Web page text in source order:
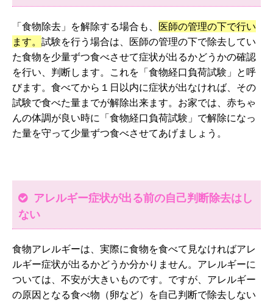
「食物除去」を解除する場合も、 医師の管理の下で行い
ます。 試験を行う場合は、医師の管理の下で除去してい
た食物を少量ずつ食べさせて症状が出るかどうかの確認
を行い、判断します。これを「食物経口負荷試験」と呼
びます。食べてから１日以内に症状が出なければ、その
試験で食べた量までが解除出来ます。お家では、赤ちゃ
んの体調が良い時に「食物経口負荷試験」で解除になっ
た量を守って少量ずつ食べさせてあげましょう。
アレルギー症状が出る前の自己判断除去はし
ない
食物アレルギーは、実際に食物を食べて見なければアレ
ルギー症状が出るかどうか分かりません。アレルギーに
ついては、不安が大きいものです。ですが、アレルギー
の原因となる食べ物（卵など）を自己判断で除去しない